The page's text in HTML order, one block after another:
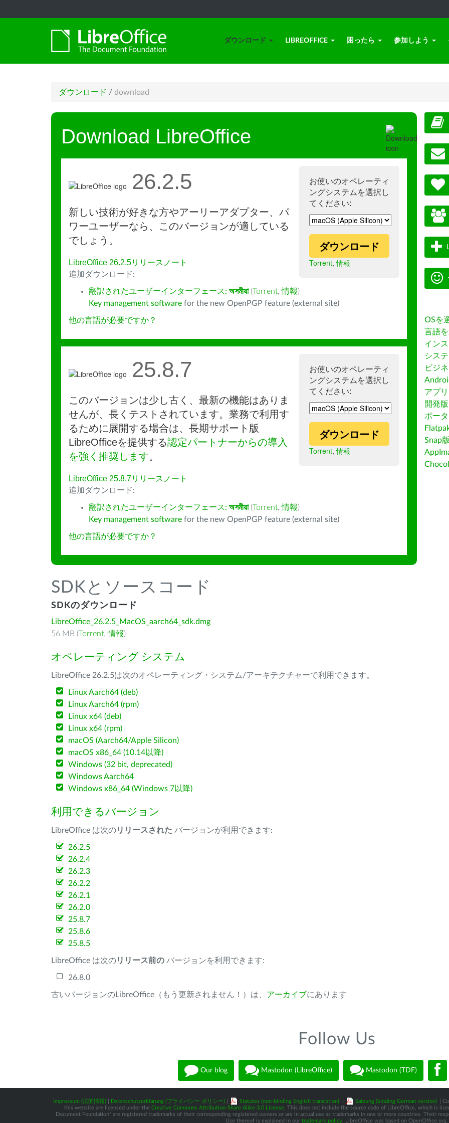
ダウンロード LIBREOFFICE 困ったら 参加しよう
ダウンロード / download
Download LibreOffice
お使いのオペレーティ
ングシステムを選択し
てください:
ダウンロード
Torrent,情報
26.2.5
新しい技術が好きな方やアーリーアダプター、パ
ワーユーザーなら、このバージョンが適している
でしょう。
LibreOffice 26.2.5リリースノート
追加ダウンロード:
翻訳されたユーザーインターフェース: অসমীয়া (Torrent,情報)
Key management software for the new OpenPGP feature (external site)
他の言語が必要ですか？
お使いのオペレーティ
ングシステムを選択し
てください:
ダウンロード
Torrent,情報
25.8.7
このバージョンは少し古く、最新の機能はありま
せんが、長くテストされています。業務で利用す
るために展開する場合は、長期サポート版
LibreOfficeを提供する認定パートナーからの導入
を強く推奨します。
LibreOffice 25.8.7リリースノート
追加ダウンロード:
翻訳されたユーザーインターフェース: অসমীয়া (Torrent,情報)
Key management software for the new OpenPGP feature (external site)
他の言語が必要ですか？
SDKとソースコード
SDKのダウンロード
LibreOffice_26.2.5_MacOS_aarch64_sdk.dmg
56 MB (Torrent,情報)
オペレーティング システム
LibreOffice 26.2.5は次のオペレーティング・システム/アーキテクチャーで利用できます。
Linux Aarch64 (deb)
Linux Aarch64 (rpm)
Linux x64 (deb)
Linux x64 (rpm)
macOS (Aarch64/Apple Silicon)
macOS x86_64 (10.14以降)
Windows (32 bit, deprecated)
Windows Aarch64
Windows x86_64 (Windows 7以降)
利用できるバージョン
LibreOffice は次のリリースされた バージョンが利用できます:
26.2.5
26.2.4
26.2.3
26.2.2
26.2.1
26.2.0
25.8.7
25.8.6
25.8.5
LibreOffice は次のリリース前の バージョンを利用できます:
26.8.0
古いバージョンのLibreOffice（もう更新されません！）は、 アーカイブにあります
OSを
言語
イン
シス
ビジ
アプ
開発版
ポー
Snap版
Follow Us
Our blog Mastodon (LibreOffice) Mastodon (TDF)
Impressum (法的情報) Datenschutzerklärung (プライバシー ポリシー) Statutes (non-binding English translation) - Satzung (binding German version)
|
this website are licensed under the Creative Commons Attribution-Share Alike 3.0 License. This does not include the source code of LibreOffice, which is
Document Foundation” are registered trademarks of their corresponding registered owners or are in actual use as trademarks in one or more countries. Their
Use thereof is explained in our trademark policy . LibreOffice was based on OpenOffice.org.